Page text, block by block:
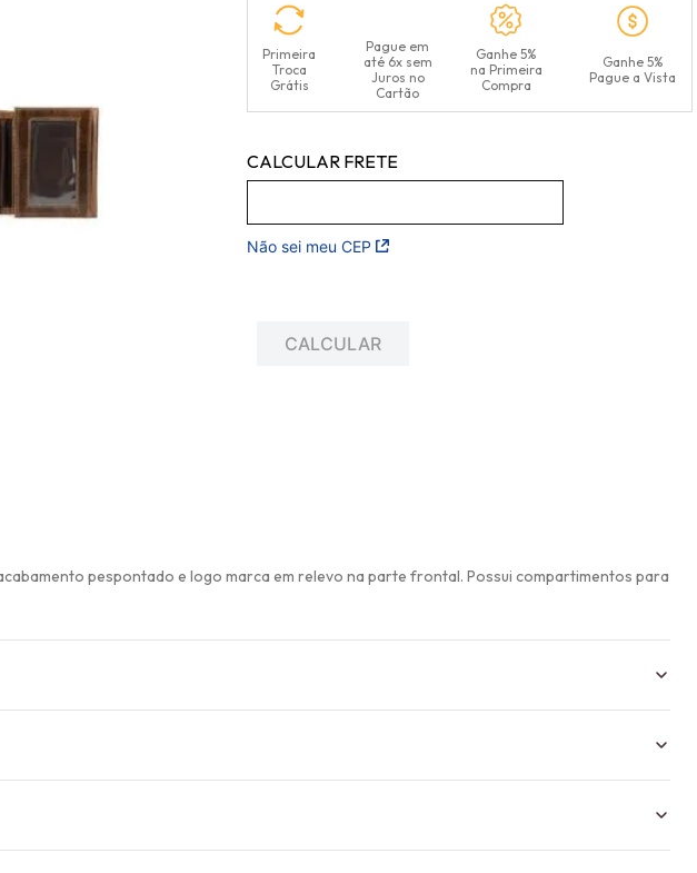
Primeira
Troca
Grátis
Pague em
até 6x sem
Juros no
Cartão
Ganhe 5%
na Primeira
Compra
Ganhe 5%
Pague a Vista
Não sei meu CEP
pespontado e logo marca em relevo na parte frontal. Possui compartimentos para